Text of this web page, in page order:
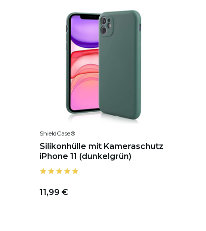
ShieldCase®
Silikonhülle mit Kameraschutz
iPhone 11 (dunkelgrün)
11,99 €